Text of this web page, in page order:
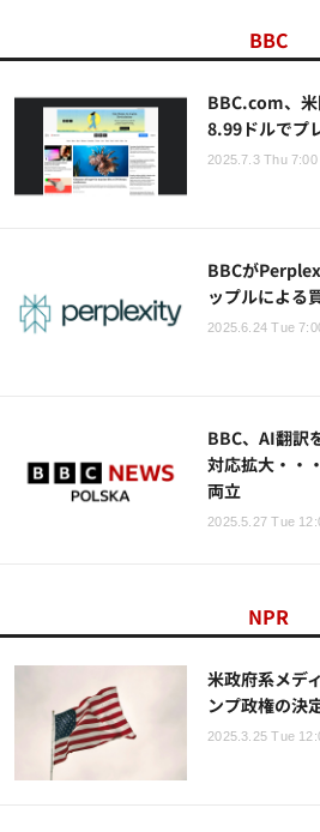
BBC
BBC.com、
8.99ドルでプ
2025.7.3 Thu 7:00
BBCが
ップルによる
2025.6.24 Tue
BBC、AI翻訳
対応拡大・・
両立
2025.5.27 Tue
NPR
米政府系メデ
ンプ政権の決
2025.3.25 Tue